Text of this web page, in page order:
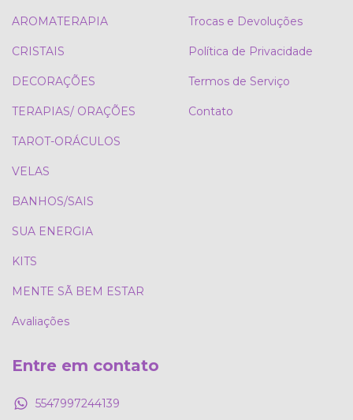
AROMATERAPIA
CRISTAIS
DECORAÇÕES
TERAPIAS/ ORAÇÕES
TAROT-ORÁCULOS
VELAS
BANHOS/SAIS
SUA ENERGIA
KITS
MENTE SÃ BEM ESTAR
Avaliações
Trocas e Devoluções
Política de Privacidade
Termos de Serviço
Contato
Entre em contato
5547997244139